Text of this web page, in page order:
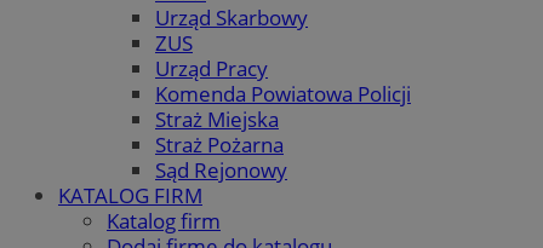
Urząd Skarbowy
ZUS
Urząd Pracy
Komenda Powiatowa Policji
Straż Miejska
Straż Pożarna
Sąd Rejonowy
KATALOG FIRM
Katalog firm